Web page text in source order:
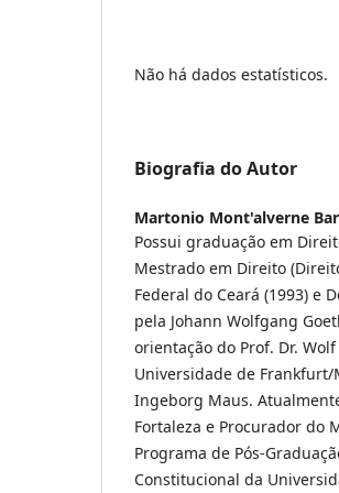
Não há dados estatísticos.
Biografia do Autor
Martonio Mont'alverne
Possui graduação em
Mestrado em Direito
Federal do Ceará (1993) e
pela Johann Wolfgang
orientação do Prof. Dr.
Universidade de
Ingeborg Maus.
Fortaleza e Procurador do
Programa de Pós-
Constitucional da